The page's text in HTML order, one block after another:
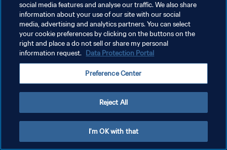
DATENSCHUTZ
NUTZUNGSBEDINGUNGEN
COOKIE-EINSTELLUNGEN VERWALTEN
social media features and analyse our traffic. We also share
information about your use of our site with our social
media, advertising and analytics partners. You can select
your cookie preferences by clicking on the buttons on the
right and place a do not sell or share my personal
information request. Data Protection Portal
Preference Center
Reject All
I'm OK with that